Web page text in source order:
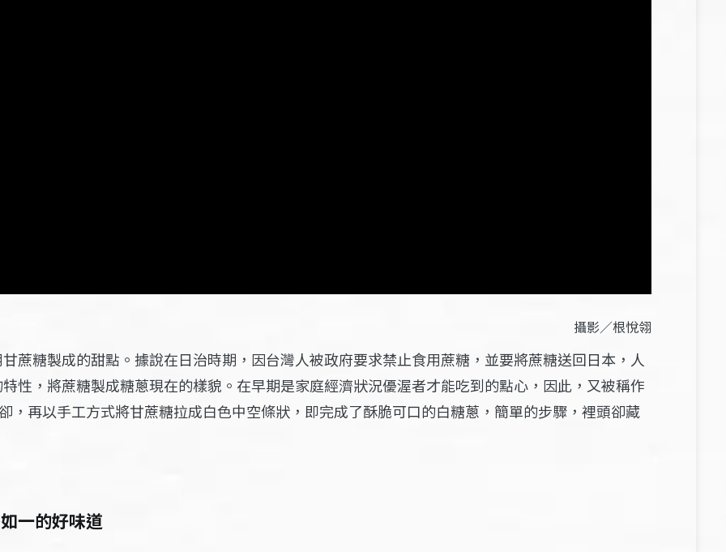
攝影／根悅翎
蔗糖製成的甜點。據說在日治時期，因台灣人被政府要求禁止食用蔗糖，並要將蔗糖送回日本，人
性，將蔗糖製成糖蔥現在的樣貌。在早期是家庭經濟狀況優渥者才能吃到的點心，因此，又被稱作
，再以手工方式將甘蔗糖拉成白色中空條狀，即完成了酥脆可口的白糖蔥，簡單的步驟，裡頭卻藏
一的好味道